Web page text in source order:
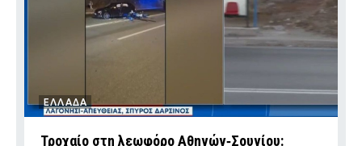
ΕΛΛΑΔΑ
Τροχαίο στη λεωφόρο Αθηνών‑Σουνίου: